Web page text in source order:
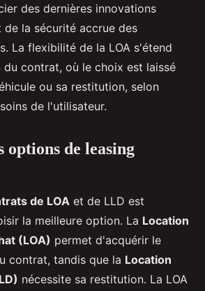
des dernières innovations
la sécurité accrue des
La flexibilité de la LOA s'étend
du contrat, où le choix est laissé
ou sa restitution, selon
de l'utilisateur.
options de leasing
de LOA et de LLD est
la meilleure option. La Location
(LOA) permet d'acquérir le
contrat, tandis que la Location
nécessite sa restitution. La LOA